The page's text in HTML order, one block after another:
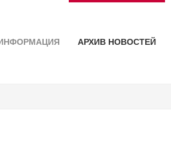
АРХИВ НОВОСТЕЙ